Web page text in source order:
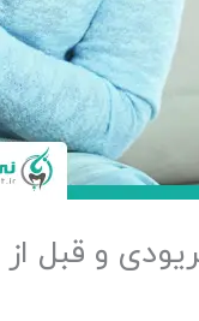
و قبل